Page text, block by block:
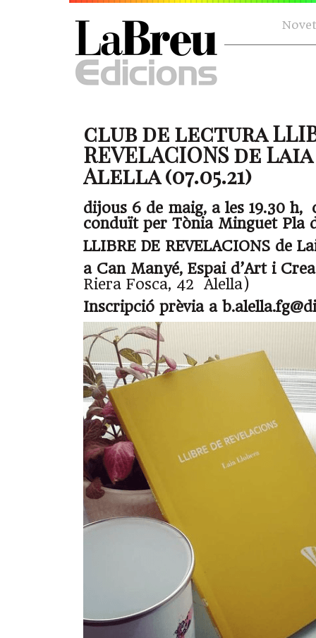
club de lectura
REVELACIONS de
Alella (07.05.21)
dijous 6 de maig, a les 19.30 h,
conduït per Tònia Minguet Pla
LLIBRE DE REVELACIONS de
a Can Manyé, Espai d’Art i
Riera Fosca, 42 Alella)
Inscripció prèvia a